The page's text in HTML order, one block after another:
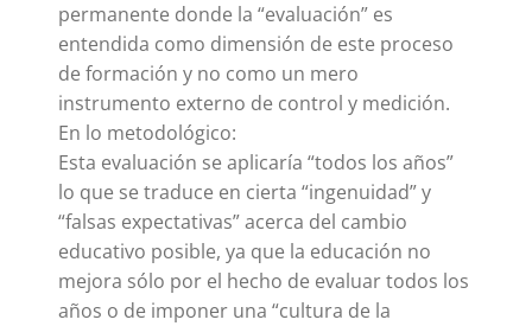
permanente donde la “evaluación” es
entendida como dimensión de este proceso
de formación y no como un mero
instrumento externo de control y medición.
En lo metodológico:
Esta evaluación se aplicaría “todos los años”
lo que se traduce en cierta “ingenuidad” y
“falsas expectativas” acerca del cambio
educativo posible, ya que la educación no
mejora sólo por el hecho de evaluar todos los
años o de imponer una “cultura de la